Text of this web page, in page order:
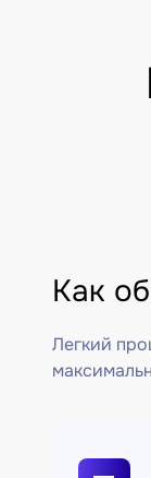
Как
Легкий